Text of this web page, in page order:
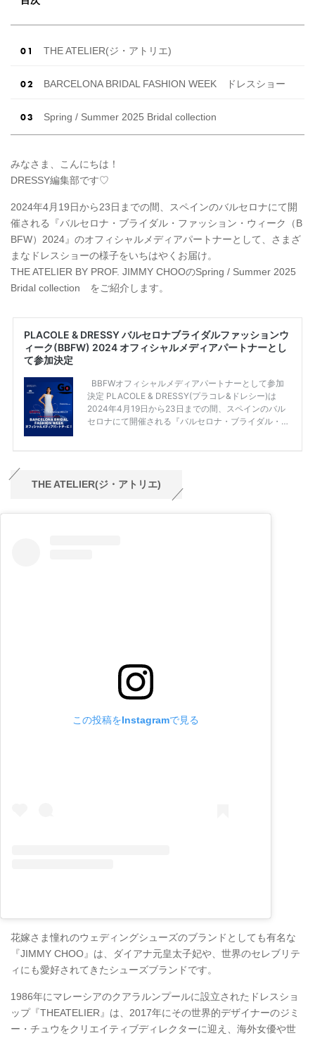
THE ATELIER(ジ・アトリエ)
BARCELONA BRIDAL FASHION WEEK ドレスショー
Spring / Summer 2025 Bridal collection
みなさま、こんにちは！
DRESSY編集部です♡
2024年4月19日から23日までの間、スペインのバルセロナにて開
催される『バルセロナ・ブライダル・ファッション・ウィーク（B
BFW）2024』のオフィシャルメディアパートナーとして、さまざ
まなドレスショーの様子をいちはやくお届け。
THE ATELIER BY PROF. JIMMY CHOOのSpring / Summer 2025
Bridal collection をご紹介します。
THE ATELIER(ジ・アトリエ)
この投稿をInstagramで見る
花嫁さま憧れのウェディングシューズのブランドとしても有名な
『JIMMY CHOO』は、ダイアナ元皇太子妃や、世界のセレブリテ
ィにも愛好されてきたシューズブランドです。
1986年にマレーシアのクアラルンプールに設立されたドレスショ
ップ『THEATELIER』は、2017年にその世界的デザイナーのジミ
ー・チュウをクリエイティブディレクターに迎え、海外女優や世